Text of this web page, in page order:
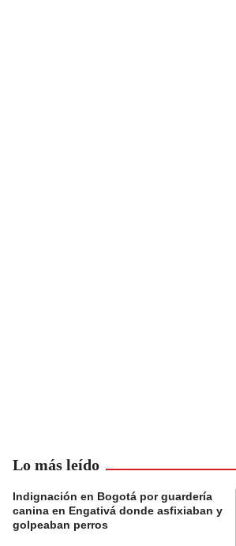
Lo más leído
Indignación en Bogotá por guardería
canina en Engativá donde asfixiaban y
golpeaban perros